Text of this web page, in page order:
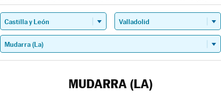
MUDARRA (LA)